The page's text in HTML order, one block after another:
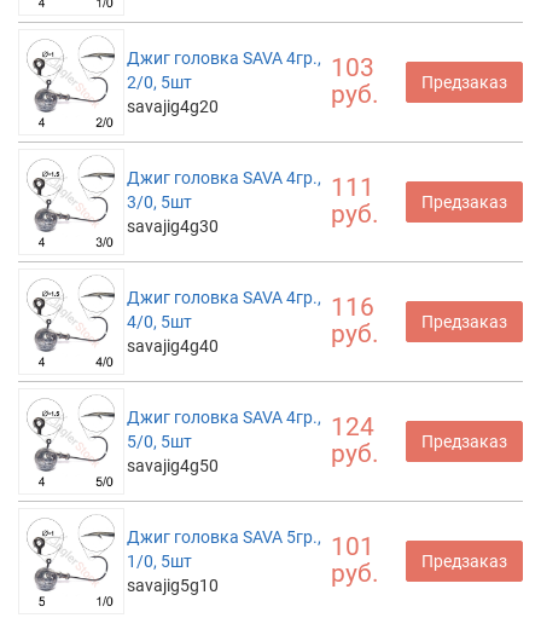
Джиг головка SAVA 4гр.,
2/0, 5шт
savajig4g20
103
руб.
Предзаказ
Джиг головка SAVA 4гр.,
3/0, 5шт
savajig4g30
111
руб.
Предзаказ
Джиг головка SAVA 4гр.,
4/0, 5шт
savajig4g40
116
руб.
Предзаказ
Джиг головка SAVA 4гр.,
5/0, 5шт
savajig4g50
124
руб.
Предзаказ
Джиг головка SAVA 5гр.,
1/0, 5шт
savajig5g10
101
руб.
Предзаказ